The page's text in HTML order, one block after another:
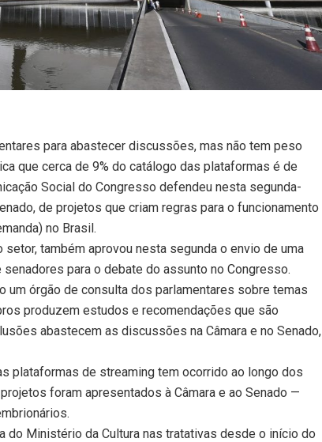
para abastecer discussões, mas não tem peso
que cerca de 9% do catálogo das plataformas é de
Social do Congresso defendeu nesta segunda-
de projetos que criam regras para o funcionamento
no Brasil.
também aprovou nesta segunda o envio de uma
para o debate do assunto no Congresso.
um órgão de consulta dos parlamentares sobre temas
produzem estudos e recomendações que são
abastecem as discussões na Câmara e no Senado,
plataformas de streaming tem ocorrido ao longo dos
foram apresentados à Câmara e ao Senado —
do Ministério da Cultura nas tratativas desde o início do